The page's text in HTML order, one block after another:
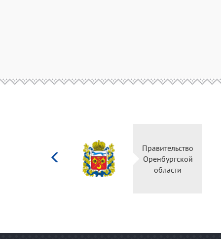
Правительство
Оренбургской
области